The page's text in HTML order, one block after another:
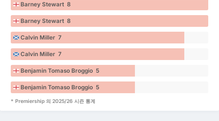
Barney Stewart 8
Barney Stewart 8
Calvin Miller 7
Calvin Miller 7
Benjamin Tomaso Broggio 5
Benjamin Tomaso Broggio 5
* Premiership 의 2025/26 시즌 통계